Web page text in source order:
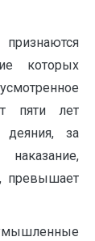
которых
пяти лет
за
превышает